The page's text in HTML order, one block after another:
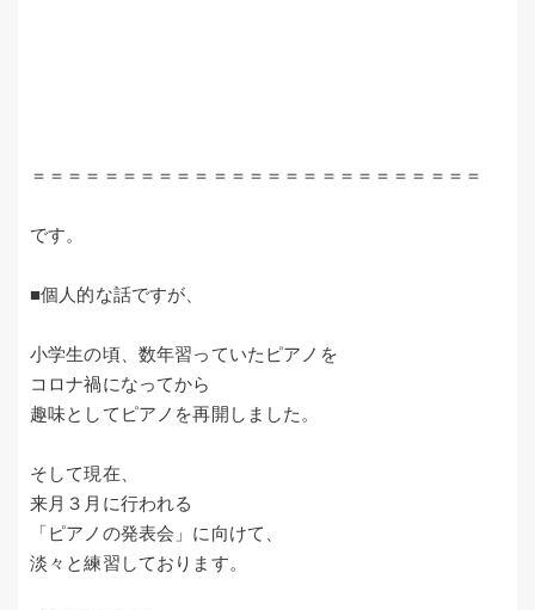
＝＝＝＝＝＝＝＝＝＝＝＝＝＝＝＝＝＝＝＝＝＝＝＝＝
です。
■個人的な話ですが、
小学生の頃、数年習っていたピアノを
コロナ禍になってから
趣味としてピアノを再開しました。
そして現在、
来月３月に行われる
「ピアノの発表会」に向けて、
淡々と練習しております。